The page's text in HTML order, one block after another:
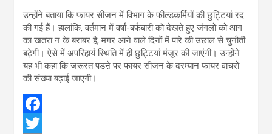
उन्होंने बताया कि फायर सीजन में विभाग के फील्डकर्मियों की छुट्टियां रद
की गई हैं। हालांकि, वर्तमान में वर्षा-बर्फबारी को देखते हुए जंगलों को आग
का खतरा न के बराबर है, मगर आने वाले दिनों में पारे की उछाल से चुनौती
बढ़ेगी। ऐसे में अपरिहार्य स्थिति में ही छुट्टियां मंजूर की जाएंगी। उन्होंने
यह भी कहा कि जरूरत पडऩे पर फायर सीजन के दरम्यान फायर वाचरों
की संख्या बढ़ाई जाएगी।
F